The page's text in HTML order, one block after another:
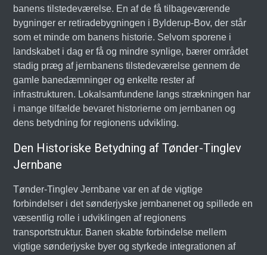
banens tilstedeværelse. En af de få tilbageværende
bygninger er retiradebygningen i Bylderup-Bov, der står
som et minde om banens historie. Selvom sporene i
landskabet i dag er få og mindre synlige, bærer området
stadig præg af jernbanens tilstedeværelse gennem de
gamle banedæmninger og enkelte rester af
infrastrukturen. Lokalsamfundene langs strækningen har
i mange tilfælde bevaret historierne om jernbanen og
dens betydning for regionens udvikling.
Den Historiske Betydning af Tønder-Tinglev
Jernbane
Tønder-Tinglev Jernbane var en af de vigtige
forbindelser i det sønderjyske jernbanenet og spillede en
væsentlig rolle i udviklingen af regionens
transportstruktur. Banen skabte forbindelse mellem
vigtige sønderjyske byer og styrkede integrationen af